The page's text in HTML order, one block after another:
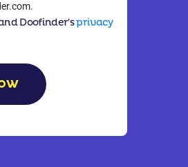
Doofinder'sprivacy